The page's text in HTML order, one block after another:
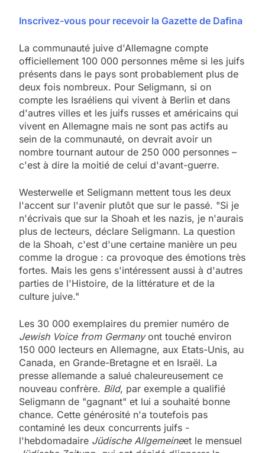
Inscrivez-vous pour recevoir la Gazette de Dafina
La communauté juive d'Allemagne compte
officiellement 100 000 personnes même si les juifs
présents dans le pays sont probablement plus de
deux fois nombreux. Pour Seligmann, si on
compte les Israéliens qui vivent à Berlin et dans
d'autres villes et les juifs russes et américains qui
vivent en Allemagne mais ne sont pas actifs au
sein de la communauté, on devrait avoir un
nombre tournant autour de 250 000 personnes –
c'est à dire la moitié de celui d'avant-guerre.
Westerwelle et Seligmann mettent tous les deux
l'accent sur l'avenir plutôt que sur le passé. "Si je
n'écrivais que sur la Shoah et les nazis, je n'aurais
plus de lecteurs, déclare Seligmann. La question
de la Shoah, c'est d'une certaine manière un peu
comme la drogue : ca provoque des émotions très
fortes. Mais les gens s'intéressent aussi à d'autres
parties de l'Histoire, de la littérature et de la
culture juive."
Les 30 000 exemplaires du premier numéro de
Jewish Voice from Germanyont touché environ
150 000 lecteurs en Allemagne, aux Etats-Unis, au
Canada, en Grande-Bretagne et en Israël. La
presse allemande a salué chaleureusement ce
nouveau confrère. Bild, par exemple a qualifié
Seligmann de "gagnant" et lui a souhaité bonne
chance. Cette générosité n'a toutefois pas
contaminé les deux concurrents juifs -
l'hebdomadaire Jüdische Allgemeineet le mensuel